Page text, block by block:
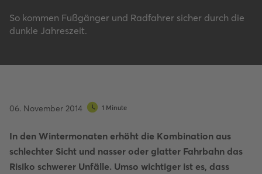
So kommen Fußgänger und Radfahrer sicher durch die
dunkle Jahreszeit.
06. November 2014 1 Minute
In den Wintermonaten erhöht die Kombination aus
schlechter Sicht und nasser oder glatter Fahrbahn das
Risiko schwerer Unfälle. Umso wichtiger ist es, dass